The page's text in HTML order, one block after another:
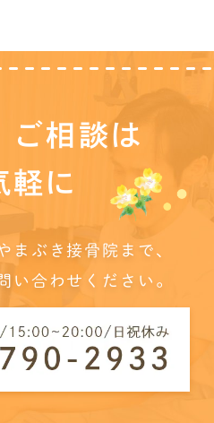
ご相談は
軽に
まぶき接骨院まで、
い合わせください。